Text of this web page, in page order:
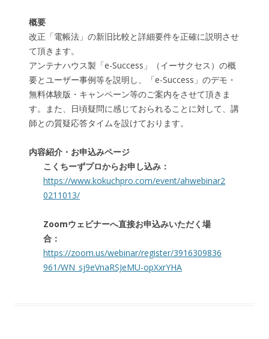
概要
改正「電帳法」の新旧比較と詳細要件を正確に説明させ
て頂きます。
アンテナハウス製「e-Success」（イーサクセス）の概
要とユーザー事例等を説明し、「e-Success」のデモ・
無料体験版・キャンペーン等のご案内をさせて頂きま
す。また、日頃疑問に感じておられることに対して、講
師との質疑応答タイムを設けております。
内容紹介・お申込みページ
こくちーずプロからお申し込み：
https://www.kokuchpro.com/event/ahwebinar2
0211013/
Zoomウェビナーへ直接お申込みいただく場
合：
https://zoom.us/webinar/register/3916309836
961/WN_sj9eVnaRSJeMU-opXxrYHA